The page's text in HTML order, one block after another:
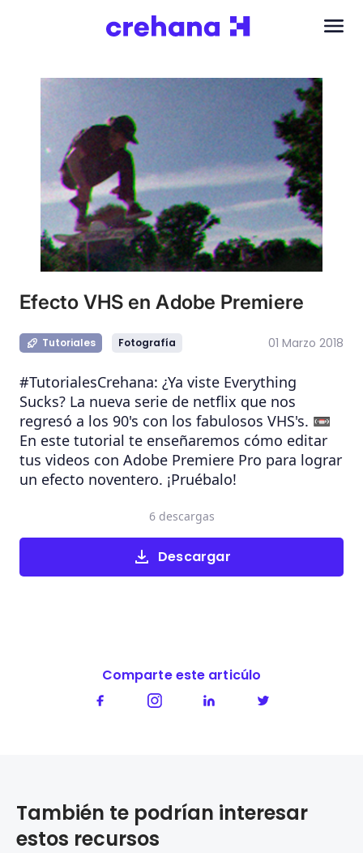
Efecto VHS en Adobe Premiere
Tutoriales Fotografía 01 Marzo 2018
#TutorialesCrehana: ¿Ya viste Everything
Sucks? La nueva serie de netflix que nos
regresó a los 90's con los fabulosos VHS's. 📼
En este tutorial te enseñaremos cómo editar
tus videos con Adobe Premiere Pro para lograr
un efecto noventero. ¡Pruébalo!
Descargar
6 descargas
Comparte este articúlo
También te podrían interesar
estos recursos